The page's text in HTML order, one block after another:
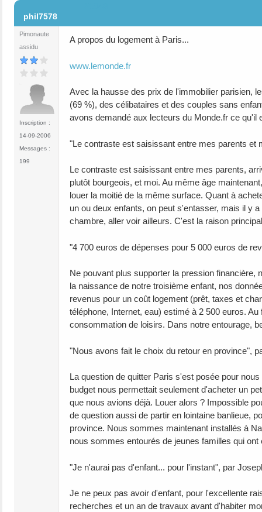
phil7578
Pimonaute
assidu
Inscription :
14-09-2006
Messages :
199
A propos du logement à Paris...
www.lemonde.fr
Avec la hausse des prix de l'immobilier parisien,
(69 %), des célibataires et des couples sans
avons demandé aux lecteurs du Monde.fr ce qu'il
"Le contraste est saisissant entre mes parents et
Le contraste est saisissant entre mes parents,
plutôt bourgeois, et moi. Au même âge
louer la moitié de la même surface. Quant à
un ou deux enfants, on peut s'entasser, mais il y
chambre, aller voir ailleurs. C'est la raison
"4 700 euros de dépenses pour 5 000 euros de
Ne pouvant plus supporter la pression financière,
la naissance de notre troisième enfant, nos
revenus pour un coût logement (prêt, taxes et
téléphone, Internet, eau) estimé à 2 500 euros.
consommation de loisirs. Dans notre entourage,
"Nous avons fait le choix du retour en province",
La question de quitter Paris s'est posée pour
budget nous permettait seulement d'acheter un
que nous avions déjà. Louer alors ? Impossible
de question aussi de partir en lointaine banlieue,
province. Nous sommes maintenant installés à
nous sommes entourés de jeunes familles qui
"Je n'aurai pas d'enfant... pour l'instant", par
Je ne peux pas avoir d'enfant, pour l'excellente
recherches et un an de travaux avant d'habiter